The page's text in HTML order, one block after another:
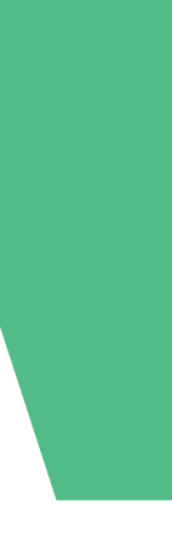
Verpflichtung